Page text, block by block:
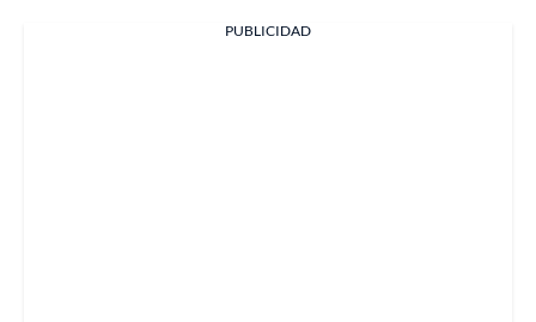
PUBLICIDAD